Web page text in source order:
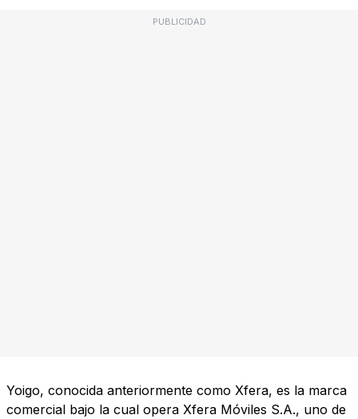
PUBLICIDAD
Yoigo, conocida anteriormente como Xfera, es la marca
comercial bajo la cual opera Xfera Móviles S.A., uno de